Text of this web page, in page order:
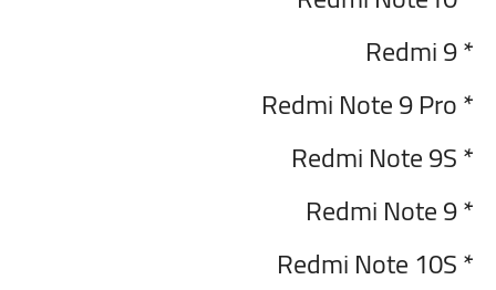
* Redmi 9
* Redmi Note 9 Pro
* Redmi Note 9S
* Redmi Note 9
* Redmi Note 10S